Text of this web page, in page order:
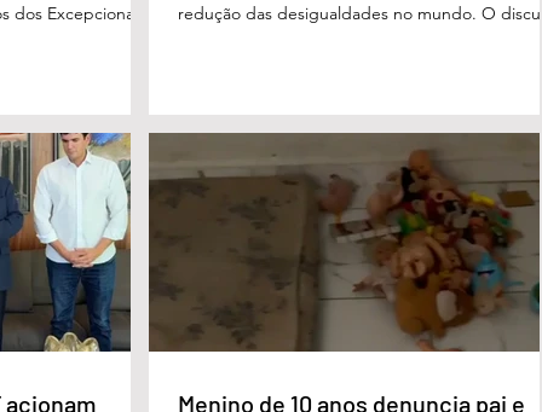
dos Excepcionais,
inclusão, educação
às
estrutura foi
dese
redução das desigualdades no mundo. O
entre países ricos e pobres tem aumentado.
desafios se multiplicam, mas a solidariedade
internacional encolhe. A distância que separa a
prosperidade de Évian da realidade
acionam Menino de 10 anos denuncia pai e